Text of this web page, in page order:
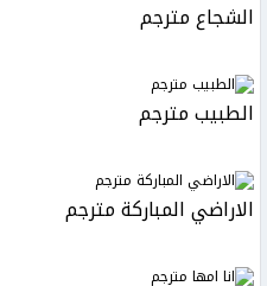
الشجاع مترجم
الطبيب مترجم
الاراضي المباركة مترجم